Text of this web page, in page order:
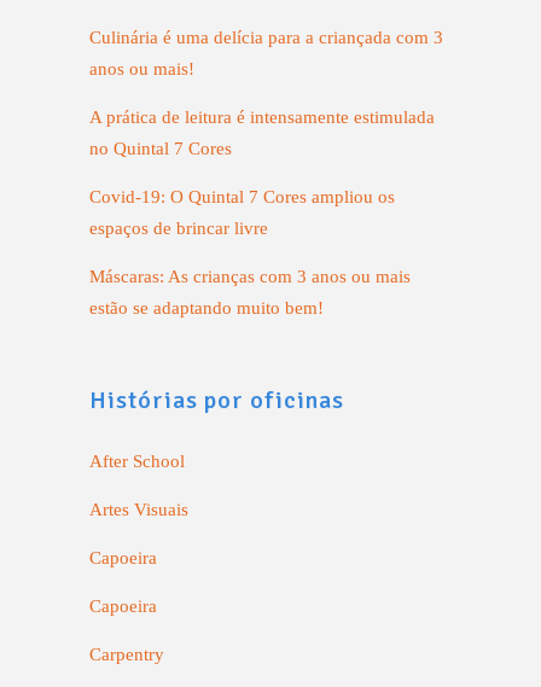
Culinária é uma delícia para a criançada com 3
anos ou mais!
A prática de leitura é intensamente estimulada
no Quintal 7 Cores
Covid-19: O Quintal 7 Cores ampliou os
espaços de brincar livre
Máscaras: As crianças com 3 anos ou mais
estão se adaptando muito bem!
Histórias por oficinas
After School
Artes Visuais
Capoeira
Capoeira
Carpentry